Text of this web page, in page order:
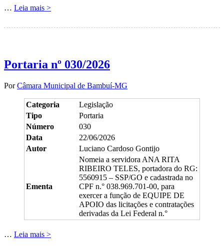
… Leia mais >
Portaria nº 030/2026
PorCâmara Municipal de Bambuí-MG
Categoria
Legislação
Tipo
Portaria
Número
030
Data
22/06/2026
Autor
Luciano Cardoso Gontijo
Ementa
Nomeia a servidora ANA RITA
RIBEIRO TELES, portadora do RG:
5560915 – SSP/GO e cadastrada no
CPF n.° 038.969.701-00, para
exercer a função de EQUIPE DE
APOIO das licitações e contratações
derivadas da Lei Federal n.°
… Leia mais >